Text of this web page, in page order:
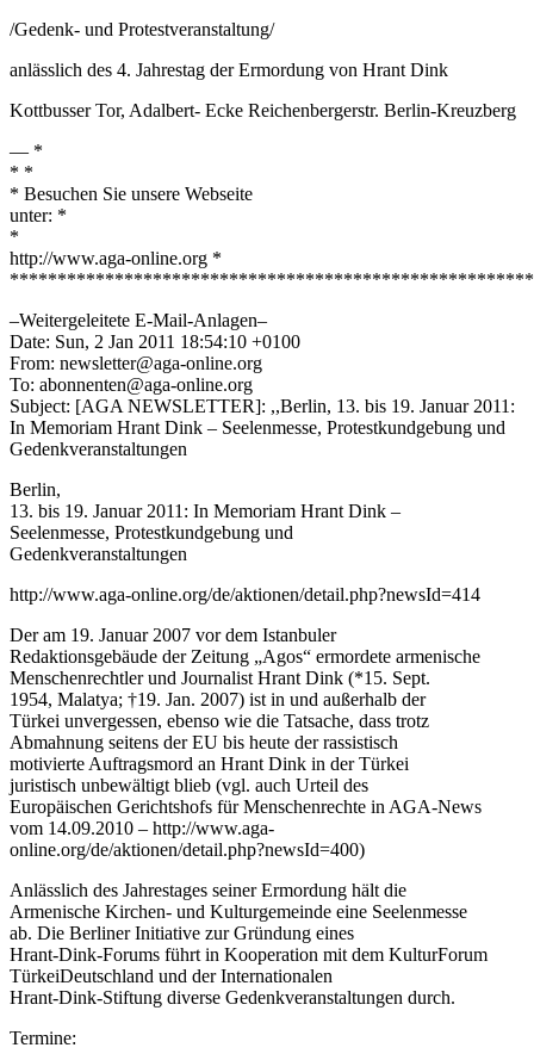
/Gedenk- und Protestveranstaltung/
anlässlich des 4. Jahrestag der Ermordung von Hrant Dink
Kottbusser Tor, Adalbert- Ecke Reichenbergerstr. Berlin-Kreuzberg
— *
* *
* Besuchen Sie unsere Webseite
unter: *
*
http://www.aga-online.org *
–Weitergeleitete E-Mail-Anlagen–
Date: Sun, 2 Jan 2011 18:54:10 +0100
From: newsletter@aga-online.org
To: abonnenten@aga-online.org
Subject: [AGA NEWSLETTER]: ,,Berlin, 13. bis 19. Januar 2011:
In Memoriam Hrant Dink – Seelenmesse, Protestkundgebung und
Gedenkveranstaltungen
Berlin,
13. bis 19. Januar 2011: In Memoriam Hrant Dink –
Seelenmesse, Protestkundgebung und
Gedenkveranstaltungen
http://www.aga-online.org/de/aktionen/detail.php?newsId=414
Der am 19. Januar 2007 vor dem Istanbuler
Redaktionsgebäude der Zeitung „Agos“ ermordete armenische
Menschenrechtler und Journalist Hrant Dink (*15. Sept.
1954, Malatya; †19. Jan. 2007) ist in und außerhalb der
Türkei unvergessen, ebenso wie die Tatsache, dass trotz
Abmahnung seitens der EU bis heute der rassistisch
motivierte Auftragsmord an Hrant Dink in der Türkei
juristisch unbewältigt blieb (vgl. auch Urteil des
Europäischen Gerichtshofs für Menschenrechte in AGA-News
vom 14.09.2010 – http://www.aga-
online.org/de/aktionen/detail.php?newsId=400)
Anlässlich des Jahrestages seiner Ermordung hält die
Armenische Kirchen- und Kulturgemeinde eine Seelenmesse
ab. Die Berliner Initiative zur Gründung eines
Hrant-Dink-Forums führt in Kooperation mit dem KulturForum
TürkeiDeutschland und der Internationalen
Hrant-Dink-Stiftung diverse Gedenkveranstaltungen durch.
Termine: